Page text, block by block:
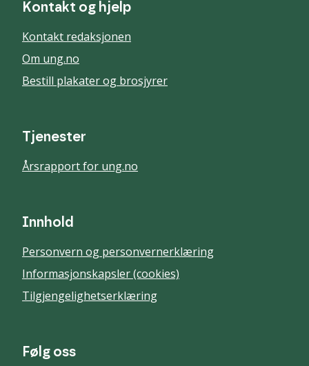
Kontakt og hjelp
Kontakt redaksjonen
Om ung.no
Bestill plakater og brosjyrer
Tjenester
Årsrapport for ung.no
Innhold
Personvern og personvernerklæring
Informasjonskapsler (cookies)
Tilgjengelighetserklæring
Følg oss